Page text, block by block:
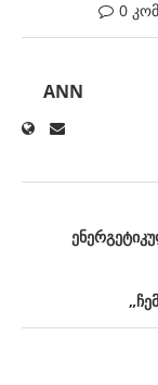
0
ANN